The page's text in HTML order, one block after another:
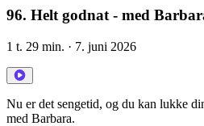
96. Helt godnat - med
1 t. 29 min. · 7. juni 2026
Nu er det sengetid, og du kan lukke
med Barbara.